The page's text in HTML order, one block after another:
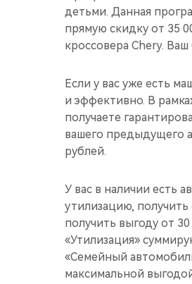
детьми. Данная
прямую скидку от 35
кроссовера Chery.
Если у вас уже есть
и эффективно. В
получаете
вашего предыдущего
рублей.
У вас в наличии есть
утилизацию,
получить выгоду от
«Утилизация»
«Семейный
максимальной